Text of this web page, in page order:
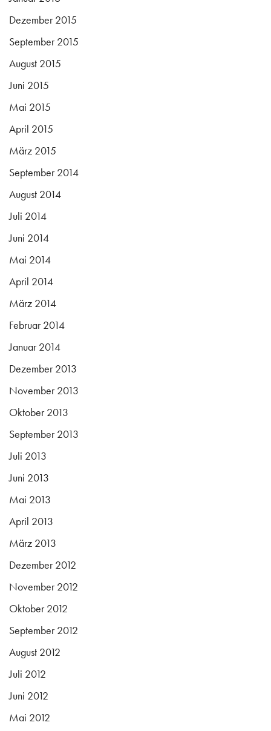
Dezember 2015
September 2015
August 2015
Juni 2015
Mai 2015
April 2015
März 2015
September 2014
August 2014
Juli 2014
Juni 2014
Mai 2014
April 2014
März 2014
Februar 2014
Januar 2014
Dezember 2013
November 2013
Oktober 2013
September 2013
Juli 2013
Juni 2013
Mai 2013
April 2013
März 2013
Dezember 2012
November 2012
Oktober 2012
September 2012
August 2012
Juli 2012
Juni 2012
Mai 2012